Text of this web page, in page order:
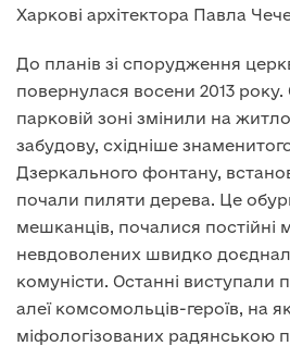
Харкові архітектора Павла
До планів зі спорудження
повернулася восени 2013 року.
парковій зоні змінили на
забудову, східніше
Дзеркального фонтану,
почали пиляти дерева. Це
мешканців, почалися постійні
невдоволених швидко
комуністи. Останні виступали
алеї комсомольців-героїв, на
міфологізованих радянською